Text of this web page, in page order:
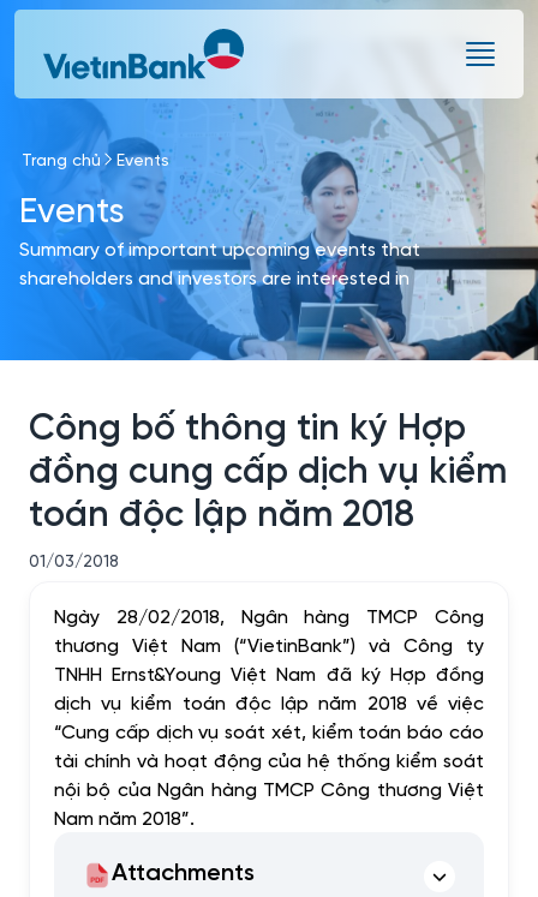
Skip to Main Content
Trang chủ Events
Events
Summary of important upcoming events that
shareholders and investors are interested in
Công bố thông tin ký Hợp
đồng cung cấp dịch vụ kiểm
toán độc lập năm 2018
01/03/2018
Ngày 28/02/2018, Ngân hàng TMCP Công
thương Việt Nam (“VietinBank”) và Công ty
TNHH Ernst&Young Việt Nam đã ký Hợp đồng
dịch vụ kiểm toán độc lập năm 2018 về việc
“Cung cấp dịch vụ soát xét, kiểm toán báo cáo
tài chính và hoạt động của hệ thống kiểm soát
nội bộ của Ngân hàng TMCP Công thương Việt
Nam năm 2018”.
Attachments